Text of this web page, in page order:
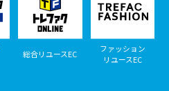
総合リユースEC
ファッション
リユースEC